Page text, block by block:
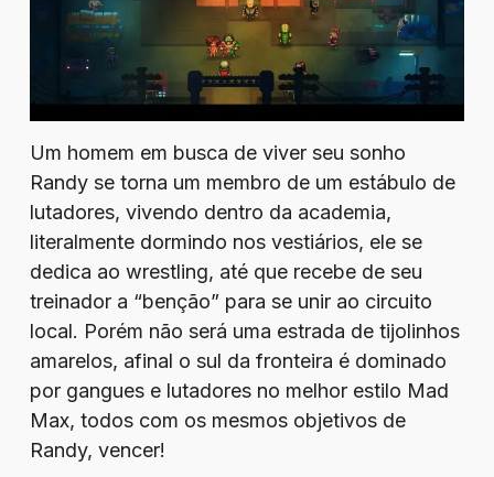
Um homem em busca de viver seu sonho
Randy se torna um membro de um estábulo de
lutadores, vivendo dentro da academia,
literalmente dormindo nos vestiários, ele se
dedica ao wrestling, até que recebe de seu
treinador a “benção” para se unir ao circuito
local. Porém não será uma estrada de tijolinhos
amarelos, afinal o sul da fronteira é dominado
por gangues e lutadores no melhor estilo Mad
Max, todos com os mesmos objetivos de
Randy, vencer!